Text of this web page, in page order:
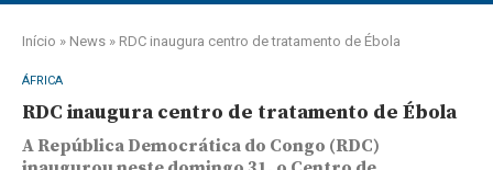
Início » News » RDC inaugura centro de tratamento de Ébola
ÁFRICA
RDC inaugura centro de tratamento de Ébola
A República Democrática do Congo (RDC)